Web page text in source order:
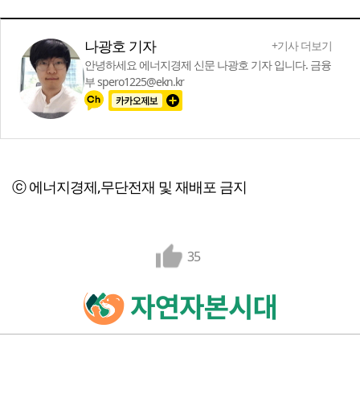
나광호 기자
+기사 더보기
안녕하세요 에너지경제 신문 나광호 기자 입니다. 금융
부 spero1225@ekn.kr
ⓒ 에너지경제,무단전재 및 재배포 금지
35